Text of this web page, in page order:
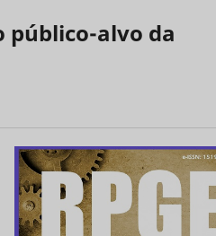
público-alvo da